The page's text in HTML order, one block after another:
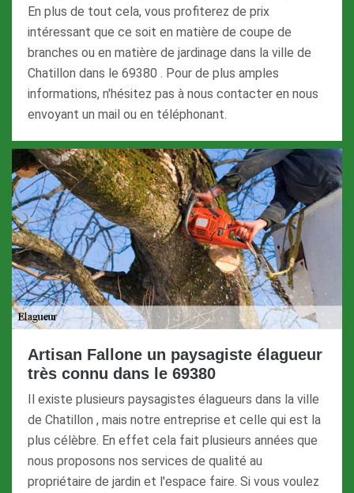
En plus de tout cela, vous profiterez de prix
intéressant que ce soit en matière de coupe de
branches ou en matière de jardinage dans la ville de
Chatillon dans le 69380 . Pour de plus amples
informations, n'hésitez pas à nous contacter en nous
envoyant un mail ou en téléphonant.
Artisan Fallone un paysagiste élagueur
très connu dans le 69380
Il existe plusieurs paysagistes élagueurs dans la ville
de Chatillon , mais notre entreprise et celle qui est la
plus célèbre. En effet cela fait plusieurs années que
nous proposons nos services de qualité au
propriétaire de jardin et l'espace faire. Si vous voulez